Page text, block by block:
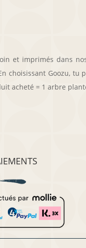
et imprimés dans
choisissant Goozu, tu
acheté = 1 arbre